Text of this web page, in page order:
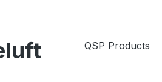
QSP Products